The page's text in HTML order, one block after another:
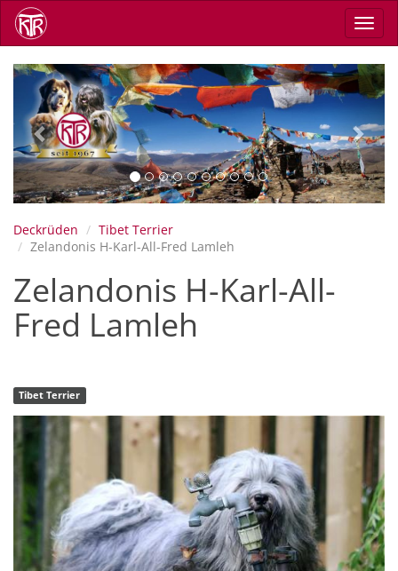
Direkt
zum
Inhalt
Previous Next
Deckrüden
Tibet Terrier
Zelandonis H-Karl-All-Fred Lamleh
Zelandonis H-Karl-All-
Fred Lamleh
Tibet Terrier